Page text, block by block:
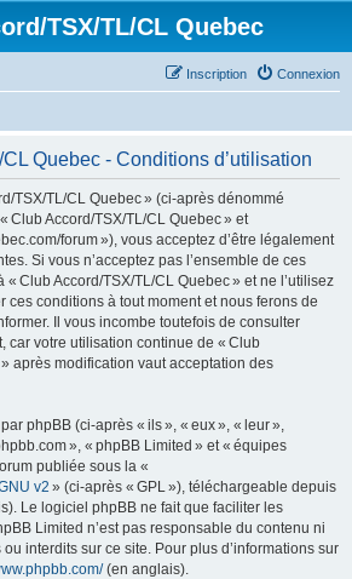
TSX/TL/CL Quebec
Connexion
Inscription
Quebec - Conditions d’utilisation
TSX/TL/CL Quebec » (ci-après dénommé
Club Accord/TSX/TL/CL Quebec » et
forum »), vous acceptez d’être légalement
Si vous n’acceptez pas l’ensemble de ces
« Club Accord/TSX/TL/CL Quebec » et ne l’utilisez
ces conditions à tout moment et nous ferons de
Il vous incombe toutefois de consulter
car votre utilisation continue de « Club
après modification vaut acceptation des
phpBB (ci-après « ils », « eux », « leur »,
», « phpBB Limited » et « équipes
publiée sous la «
v2 » (ci-après « GPL »), téléchargeable depuis
Le logiciel phpBB ne fait que faciliter les
Limited n’est pas responsable du contenu ni
interdits sur ce site. Pour plus d’informations sur
(en anglais).